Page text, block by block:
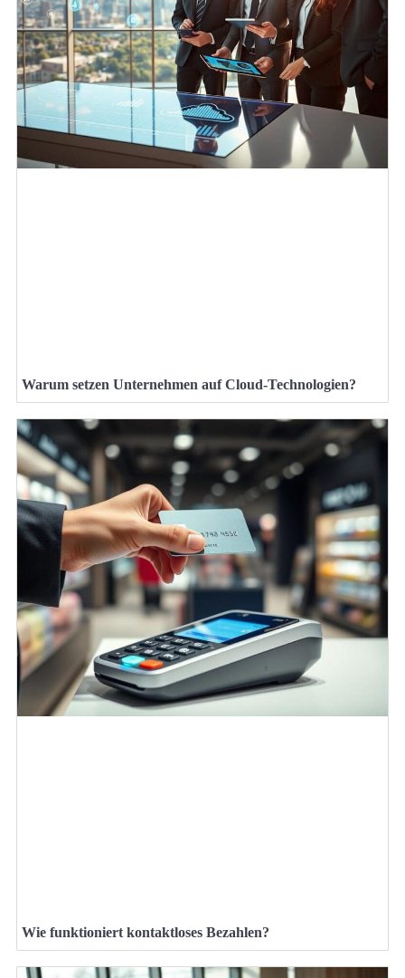
Warum setzen Unternehmen auf Cloud-Technologien?
Wie funktioniert kontaktloses Bezahlen?